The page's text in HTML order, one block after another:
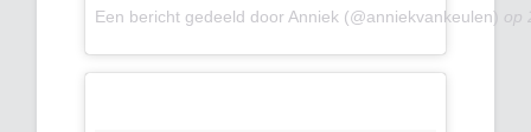
Een bericht gedeeld door Anniek (@anniekvankeulen) op